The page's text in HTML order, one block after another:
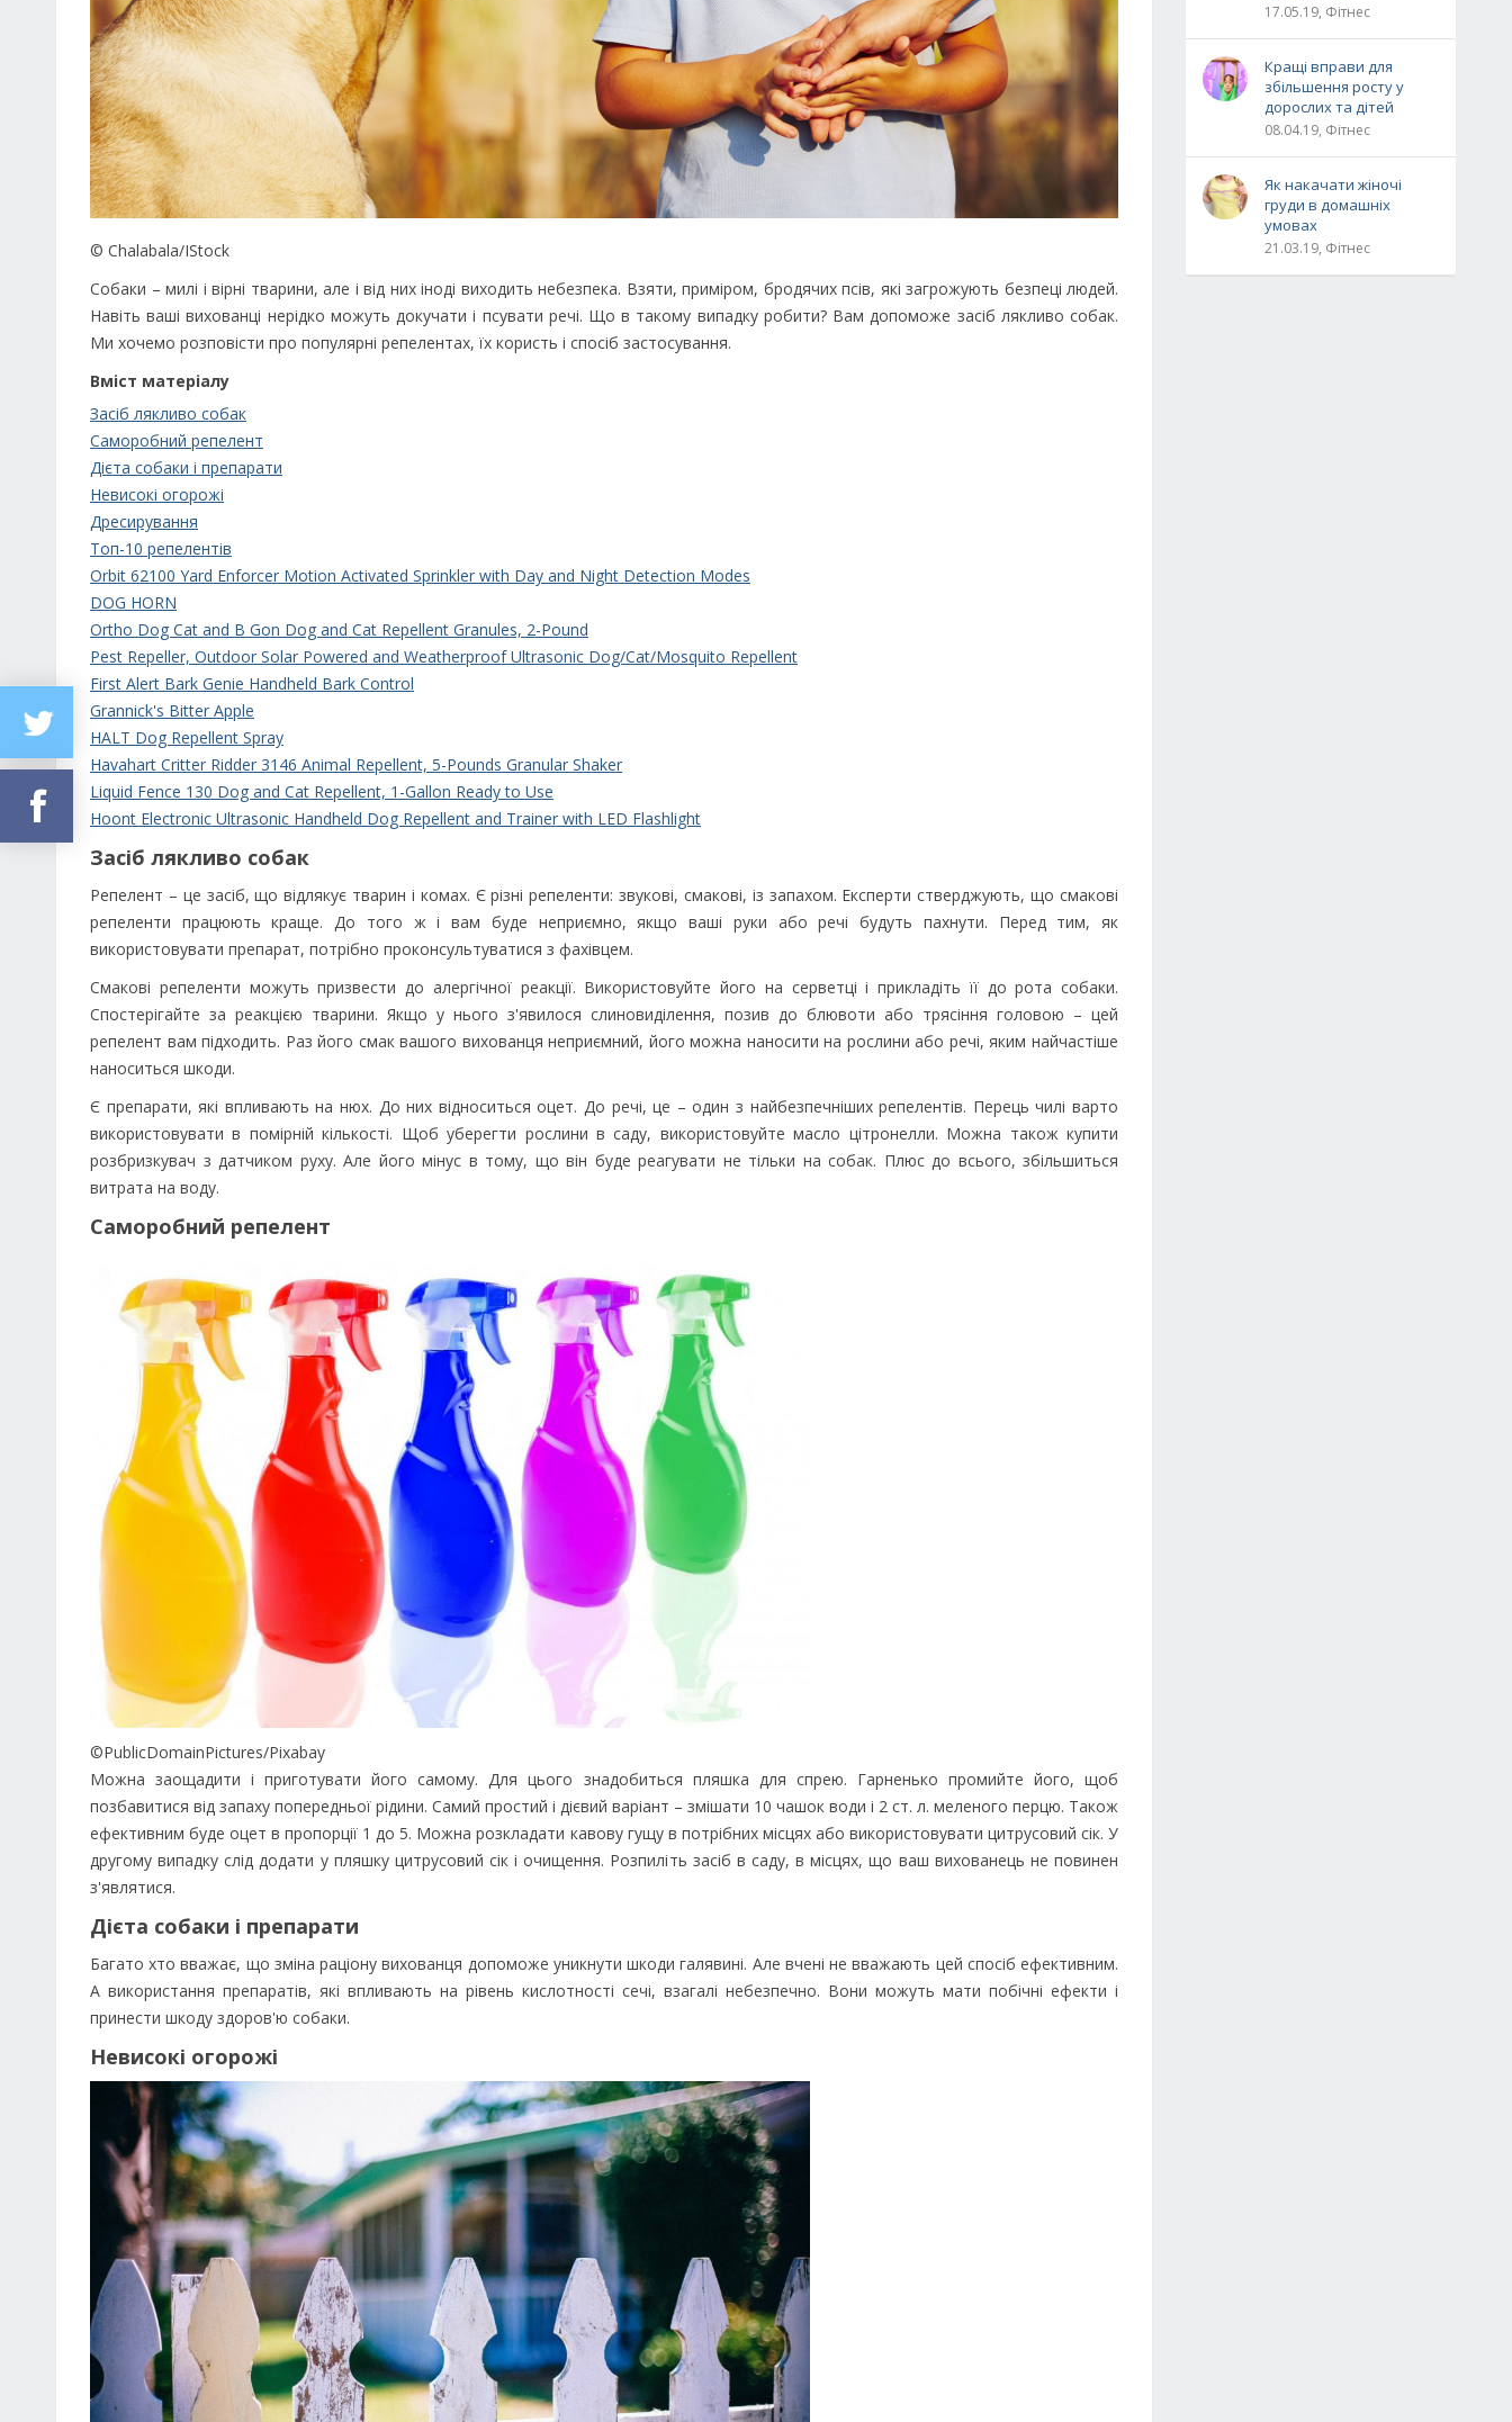
© Chalabala/IStock
Собаки – милі і вірні тварини, але і від них іноді виходить небезпека. Взяти, приміром, бродячих псів, які загрожують безпеці людей.
Навіть ваші вихованці нерідко можуть докучати і псувати речі. Що в такому випадку робити? Вам допоможе засіб лякливо собак.
Ми хочемо розповісти про популярні репелентах, їх користь і спосіб застосування.
Вміст матеріалу
Засіб лякливо собак
Саморобний репелент
Дієта собаки і препарати
Невисокі огорожі
Дресирування
Топ-10 репелентів
Orbit 62100 Yard Enforcer Motion Activated Sprinkler with Day and Night Detection Modes
DOG HORN
Ortho Dog Cat and B Gon Dog and Cat Repellent Granules, 2-Pound
Pest Repeller, Outdoor Solar Powered and Weatherproof Ultrasonic Dog/Cat/Mosquito Repellent
First Alert Bark Genie Handheld Bark Control
Grannick's Bitter Apple
HALT Dog Repellent Spray
Havahart Critter Ridder 3146 Animal Repellent, 5-Pounds Granular Shaker
Liquid Fence 130 Dog and Cat Repellent, 1-Gallon Ready to Use
Hoont Electronic Ultrasonic Handheld Dog Repellent and Trainer with LED Flashlight
Засіб лякливо собак
Репелент – це засіб, що відлякує тварин і комах. Є різні репеленти: звукові, смакові, із запахом. Експерти стверджують, що смакові
репеленти працюють краще. До того ж і вам буде неприємно, якщо ваші руки або речі будуть пахнути. Перед тим, як
використовувати препарат, потрібно проконсультуватися з фахівцем.
Смакові репеленти можуть призвести до алергічної реакції. Використовуйте його на серветці і прикладіть її до рота собаки.
Спостерігайте за реакцією тварини. Якщо у нього з'явилося слиновиділення, позив до блювоти або трясіння головою – цей
репелент вам підходить. Раз його смак вашого вихованця неприємний, його можна наносити на рослини або речі, яким найчастіше
наноситься шкоди.
Є препарати, які впливають на нюх. До них відноситься оцет. До речі, це – один з найбезпечніших репелентів. Перець чилі варто
використовувати в помірній кількості. Щоб уберегти рослини в саду, використовуйте масло цітронелли. Можна також купити
розбризкувач з датчиком руху. Але його мінус в тому, що він буде реагувати не тільки на собак. Плюс до всього, збільшиться
витрата на воду.
Саморобний репелент
©PublicDomainPictures/Pixabay
Можна заощадити і приготувати його самому. Для цього знадобиться пляшка для спрею. Гарненько промийте його, щоб
позбавитися від запаху попередньої рідини. Самий простий і дієвий варіант – змішати 10 чашок води і 2 ст. л. меленого перцю. Також
ефективним буде оцет в пропорції 1 до 5. Можна розкладати кавову гущу в потрібних місцях або використовувати цитрусовий сік. У
другому випадку слід додати у пляшку цитрусовий сік і очищення. Розпиліть засіб в саду, в місцях, що ваш вихованець не повинен
з'являтися.
Дієта собаки і препарати
Багато хто вважає, що зміна раціону вихованця допоможе уникнути шкоди галявині. Але вчені не вважають цей спосіб ефективним.
А використання препаратів, які впливають на рівень кислотності сечі, взагалі небезпечно. Вони можуть мати побічні ефекти і
принести шкоду здоров'ю собаки.
Невисокі огорожі
17.05.19, Фітнес
Кращі вправи для
збільшення росту у
дорослих та дітей
08.04.19, Фітнес
Як накачати жіночі
груди в домашніх
умовах
21.03.19, Фітнес